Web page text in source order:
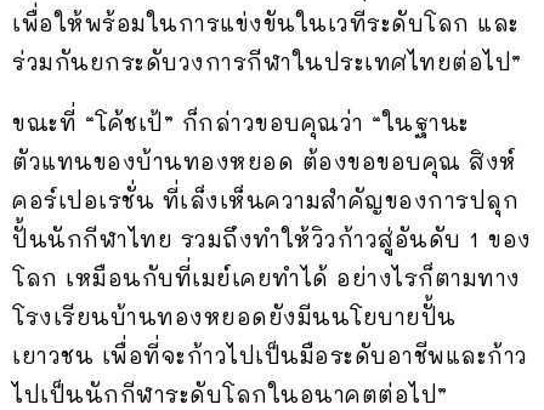
เพื่อให้พร้อมในการแข่งขันในเวทีระดับโลก และ
ร่วมกันยกระดับวงการกีฬาในประเทศไทยต่อไป”
ขณะที่ “โค้ชเป้” ก็กล่าวขอบคุณว่า “ในฐานะ
ตัวแทนของบ้านทองหยอด ต้องขอขอบคุณ สิงห์
คอร์เปอเรชั่น ที่เล็งเห็นความสำคัญของการปลุก
ปั้นนักกีฬาไทย รวมถึงทำให้วิวก้าวสู่อันดับ 1 ของ
โลก เหมือนกับที่เมย์เคยทำได้ อย่างไรก็ตามทาง
โรงเรียนบ้านทองหยอดยังมีนนโยบายปั้น
เยาวชน เพื่อที่จะก้าวไปเป็นมือระดับอาชีพและก้าว
ไปเป็นนักกีฬาระดับโลกในอนาคตต่อไป”